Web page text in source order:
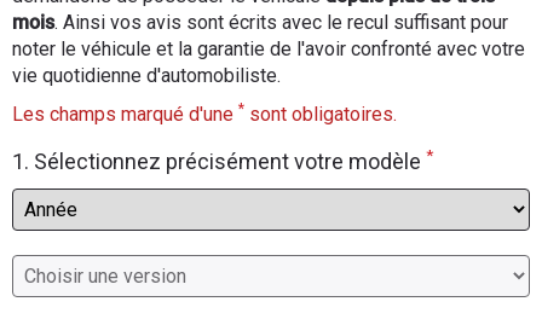
Electriques
Flottes
Auto
mois. Ainsi vos avis sont écrits avec le recul suffisant pour
noter le véhicule et la garantie de l'avoir confronté avec votre
vie quotidienne d'automobiliste.
Les champs marqué d'une * sont obligatoires.
1. Sélectionnez précisément votre modèle *